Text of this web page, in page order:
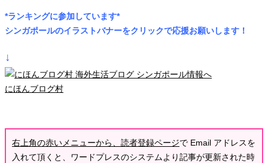
*ランキングに参加しています*
シンガポールのイラストバナーをクリックで応援お願いします！
↓
にほんブログ村
右上角の赤いメニューから、読者登録ページで Email アドレスを
入れて頂くと、ワードプレスのシステムより記事が更新された時